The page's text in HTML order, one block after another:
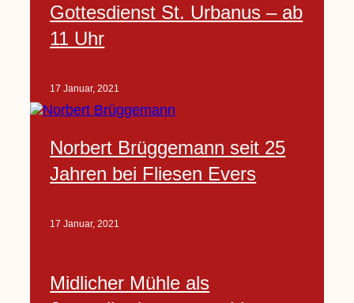
Gottesdienst St. Urbanus – ab
11 Uhr
17 Januar, 2021
Norbert Brüggemann seit 25
Jahren bei Fliesen Evers
17 Januar, 2021
Midlicher Mühle als